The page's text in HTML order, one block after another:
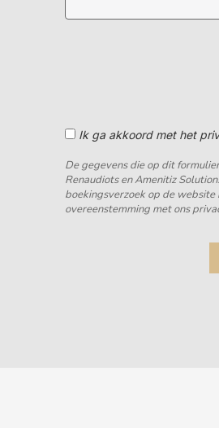
Ik ga akkoord met het
De gegevens die op dit
Renaudiots en Amenitiz
boekingsverzoek op de
overeenstemming met ons